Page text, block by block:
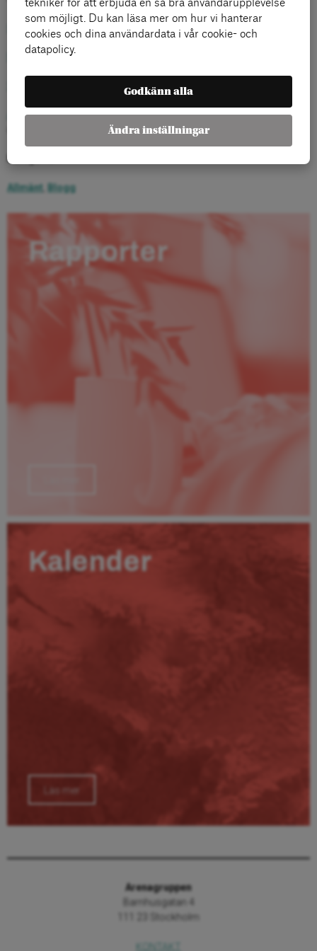
Omröstningen i riksdagen 21 juni
Få svenskar känner till nya flyktingreglerna
Stort stöd för regeringens flyktingpolitik– SVT Nyheter
Allmänheten om frivilligt arbete och integration– Novus
Kategorier:
Allmänt Blogg
Rapporter
Kalender
Läs mer
Arenagruppen
Barnhusgatan 4
111 23 Stockholm
tekniker för att erbjuda en så bra användarupplevelse
som möjligt. Du kan läsa mer om hur vi hanterar
cookies och dina användardata i vår cookie- och
datapolicy.
Godkänn alla
Ändra inställningar